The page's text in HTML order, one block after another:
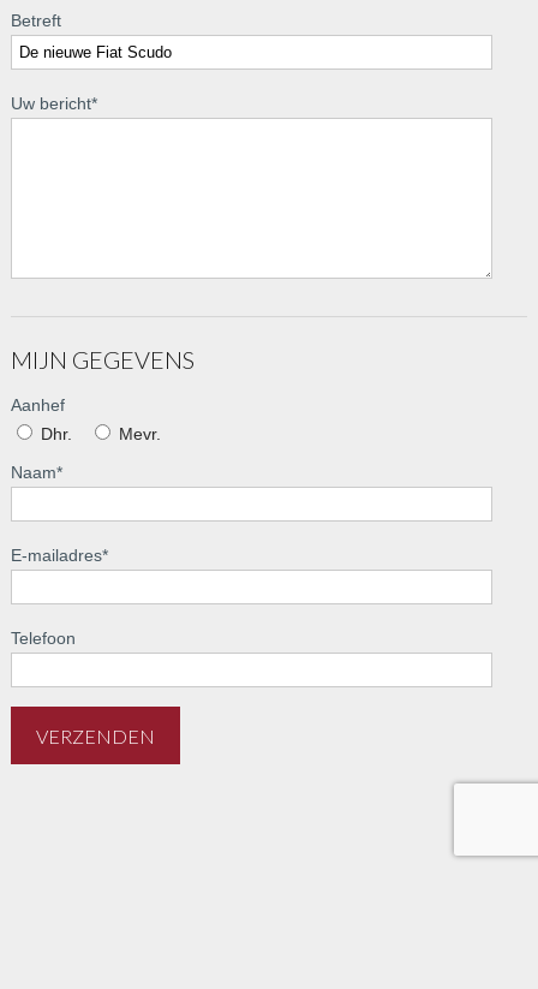
Betreft
Uw bericht*
MIJN GEGEVENS
Aanhef
Dhr.
Mevr.
Naam*
E-mailadres*
Telefoon